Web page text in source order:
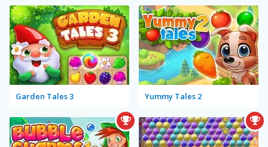
Garden Tales 3 Yummy Tales 2